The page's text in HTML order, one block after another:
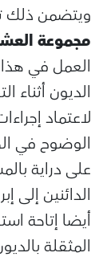
ويتضمن ذلك
مجموعة
العمل في
الديون
لاعتماد
الوضوح في
على دراية
الدائنين إلى
أيضا إتاحة
المثقلة